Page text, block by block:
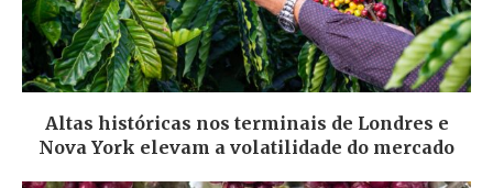
Altas históricas nos terminais de Londres e
Nova York elevam a volatilidade do mercado